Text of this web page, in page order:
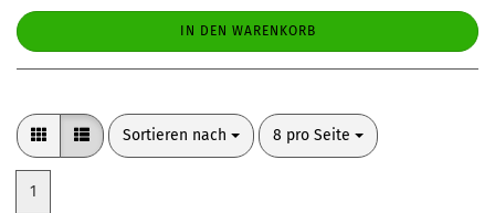
IN DEN WARENKORB
Sortieren nach
Sortieren nach 8 pro Seite
pro Seite
1